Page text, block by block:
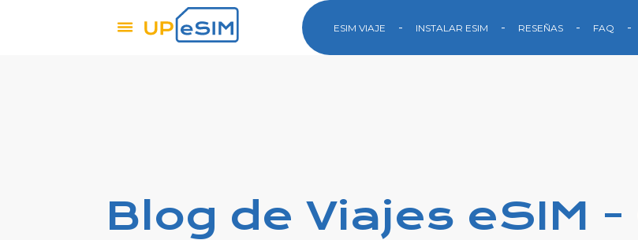
ESIM VIAJE INSTALAR ESIM RESEÑAS FAQ
Blog de Viajes eSIM